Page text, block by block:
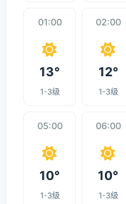
01:00
13°
1-3级
02:00
12°
1-3级
05:00
10°
1-3级
06:00
10°
1-3级